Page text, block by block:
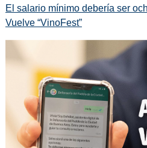
El salario mínimo debería ser
Vuelve “VinoFest”